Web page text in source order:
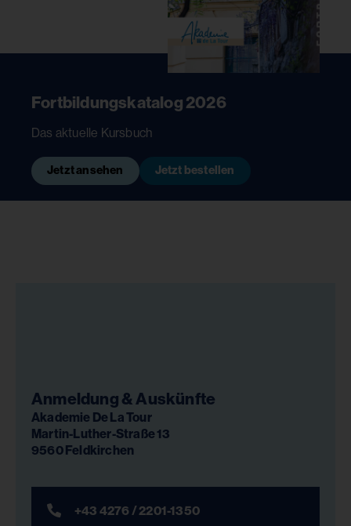
Fortbildungskatalog 2026
Das aktuelle Kursbuch
Jetzt ansehen Jetzt bestellen
Anmeldung & Auskünfte
Akademie De La Tour
Martin-Luther-Straße 13
9560 Feldkirchen
+43 4276 / 2201-1350